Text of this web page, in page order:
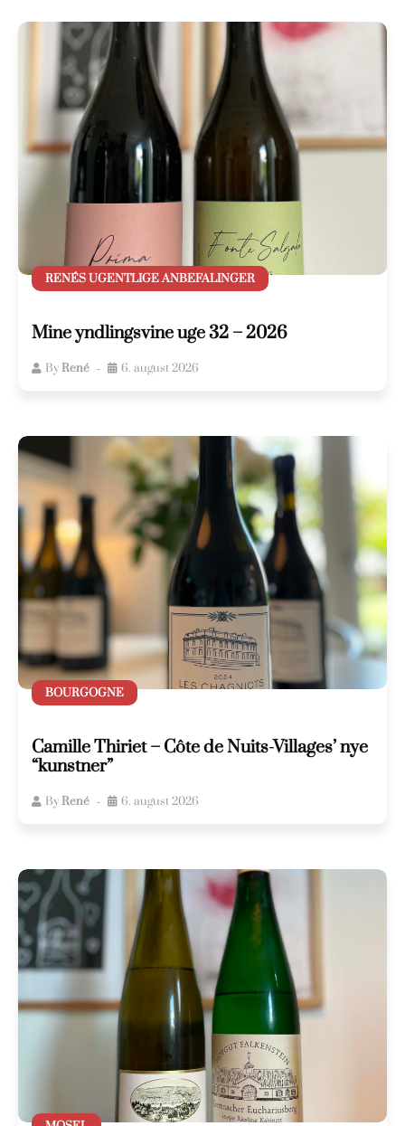
RENÉS UGENTLIGE ANBEFALINGER
Mine yndlingsvine uge 32 – 2026
ByRené 6. august 2026
BOURGOGNE
Camille Thiriet – Côte de Nuits-Villages’ nye
“kunstner”
ByRené 6. august 2026